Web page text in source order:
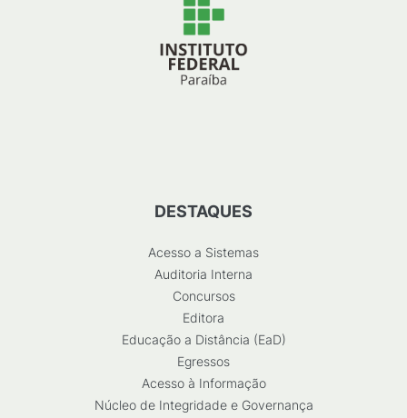
DESTAQUES
Acesso a Sistemas
Auditoria Interna
Concursos
Editora
Educação a Distância (EaD)
Egressos
Acesso à Informação
Núcleo de Integridade e Governança